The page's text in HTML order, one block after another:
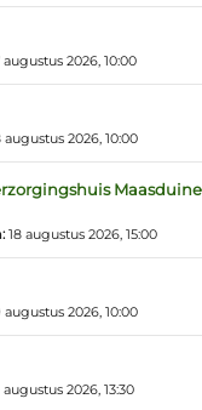
augustus 2026, 10:00
augustus 2026, 10:00
18 augustus 2026, 15:00
augustus 2026, 10:00
augustus 2026, 13:30